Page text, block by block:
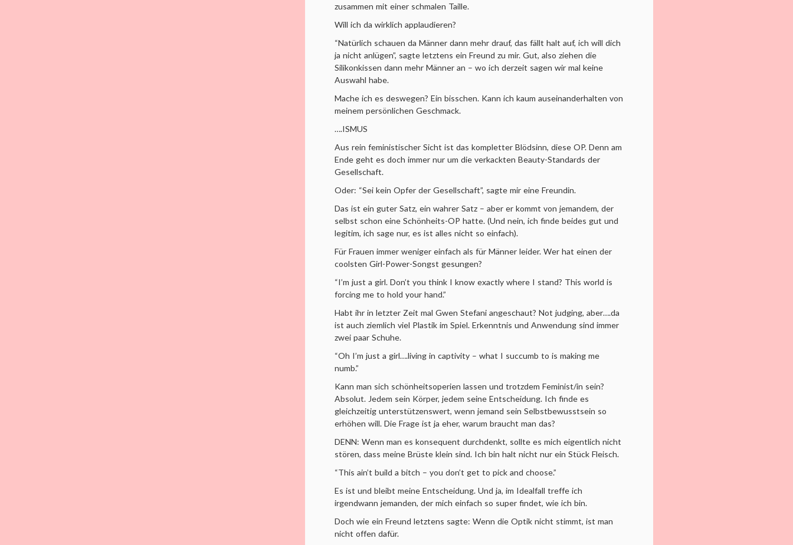
zusammen mit einer schmalen Taille.
Will ich da wirklich applaudieren?
“Natürlich schauen da Männer dann mehr drauf, das fällt halt auf, ich will dich
ja nicht anlügen”, sagte letztens ein Freund zu mir. Gut, also ziehen die
Silikonkissen dann mehr Männer an – wo ich derzeit sagen wir mal keine
Auswahl habe.
Mache ich es deswegen? Ein bisschen. Kann ich kaum auseinanderhalten von
meinem persönlichen Geschmack.
….ISMUS
Aus rein feministischer Sicht ist das kompletter Blödsinn, diese OP. Denn am
Ende geht es doch immer nur um die verkackten Beauty-Standards der
Gesellschaft.
Oder: “Sei kein Opfer der Gesellschaft”, sagte mir eine Freundin.
Das ist ein guter Satz, ein wahrer Satz – aber er kommt von jemandem, der
selbst schon eine Schönheits-OP hatte. (Und nein, ich finde beides gut und
legitim, ich sage nur, es ist alles nicht so einfach).
Für Frauen immer weniger einfach als für Männer leider. Wer hat einen der
coolsten Girl-Power-Songst gesungen?
“I’m just a girl. Don’t you think I know exactly where I stand? This world is
forcing me to hold your hand.”
Habt ihr in letzter Zeit mal Gwen Stefani angeschaut? Not judging, aber….da
ist auch ziemlich viel Plastik im Spiel. Erkenntnis und Anwendung sind immer
zwei paar Schuhe.
“Oh I’m just a girl….living in captivity – what I succumb to is making me
numb.”
Kann man sich schönheitsoperien lassen und trotzdem Feminist/in sein?
Absolut. Jedem sein Körper, jedem seine Entscheidung. Ich finde es
gleichzeitig unterstützenswert, wenn jemand sein Selbstbewusstsein so
erhöhen will. Die Frage ist ja eher, warum braucht man das?
DENN: Wenn man es konsequent durchdenkt, sollte es mich eigentlich nicht
stören, dass meine Brüste klein sind. Ich bin halt nicht nur ein Stück Fleisch.
“This ain’t build a bitch – you don’t get to pick and choose.”
Es ist und bleibt meine Entscheidung. Und ja, im Idealfall treffe ich
irgendwann jemanden, der mich einfach so super findet, wie ich bin.
Doch wie ein Freund letztens sagte: Wenn die Optik nicht stimmt, ist man
nicht offen dafür.